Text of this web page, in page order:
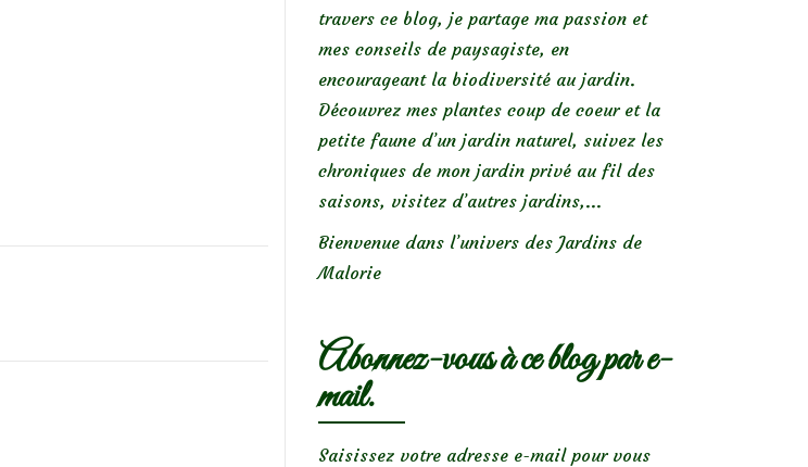
travers ce blog, je partage ma passion et
mes conseils de paysagiste, en
encourageant la biodiversité au jardin.
Découvrez mes plantes coup de coeur et la
petite faune d’un jardin naturel, suivez les
chroniques de mon jardin privé au fil des
saisons, visitez d’autres jardins,...
Bienvenue dans l’univers des Jardins de
Malorie
Abonnez-vous à ce blog par e-
mail.
Saisissez votre adresse e-mail pour vous